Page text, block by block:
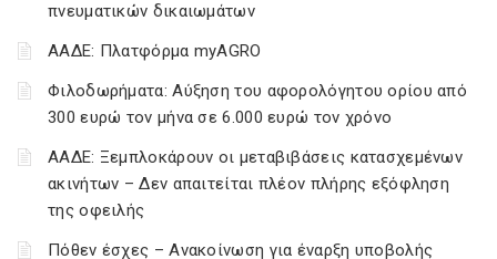
πνευματικών δικαιωμάτων
ΑΑΔΕ: Πλατφόρμα myAGRO
Φιλοδωρήματα: Αύξηση του αφορολόγητου ορίου από
300 ευρώ τον μήνα σε 6.000 ευρώ τον χρόνο
ΑΑΔΕ: Ξεμπλοκάρουν οι μεταβιβάσεις κατασχεμένων
ακινήτων – Δεν απαιτείται πλέον πλήρης εξόφληση
της οφειλής
Πόθεν έσχες – Ανακοίνωση για έναρξη υποβολής